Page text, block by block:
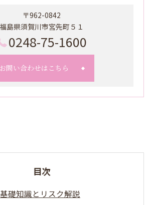
〒962-0842
福島県須賀川市宮先町５１
0248-75-1600
お問い合わせはこちら
目次
礎知識とリスク解説